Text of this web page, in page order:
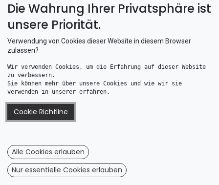
außerordentlich starkes, langlebiges und belastbares
Hochleistungstauwerkbenötigen.
17,40€
Die Wahrung Ihrer Privatsphäre ist
unsere Priorität.
Verwendung von Cookies dieser Website in diesem Browser
zulassen?
Wir verwenden Cookies, um die Erfahrung auf dieser Website
zu verbessern.
Sie können mehr über unsere Cookies und wie wir sie
verwenden in unserer erfahren.
Cookie Richtline
Alle Cookies erlauben
Nur essentielle Cookies erlauben